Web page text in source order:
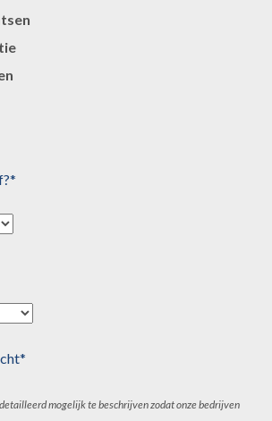
mogelijk te beschrijven zodat onze bedrijven